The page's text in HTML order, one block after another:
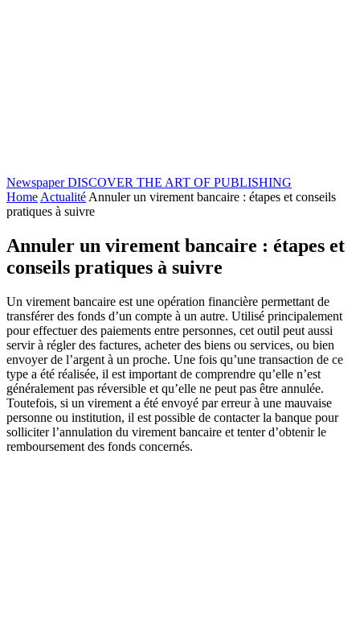
Newspaper DISCOVER THE ART OF PUBLISHING
Home Actualité Annuler un virement bancaire : étapes et conseils
pratiques à suivre
Annuler un virement bancaire : étapes et
conseils pratiques à suivre
Un virement bancaire est une opération financière permettant de
transférer des fonds d’un compte à un autre. Utilisé principalement
pour effectuer des paiements entre personnes, cet outil peut aussi
servir à régler des factures, acheter des biens ou services, ou bien
envoyer de l’argent à un proche. Une fois qu’une transaction de ce
type a été réalisée, il est important de comprendre qu’elle n’est
généralement pas réversible et qu’elle ne peut pas être annulée.
Toutefois, si un virement a été envoyé par erreur à une mauvaise
personne ou institution, il est possible de contacter la banque pour
solliciter l’annulation du virement bancaire et tenter d’obtenir le
remboursement des fonds concernés.